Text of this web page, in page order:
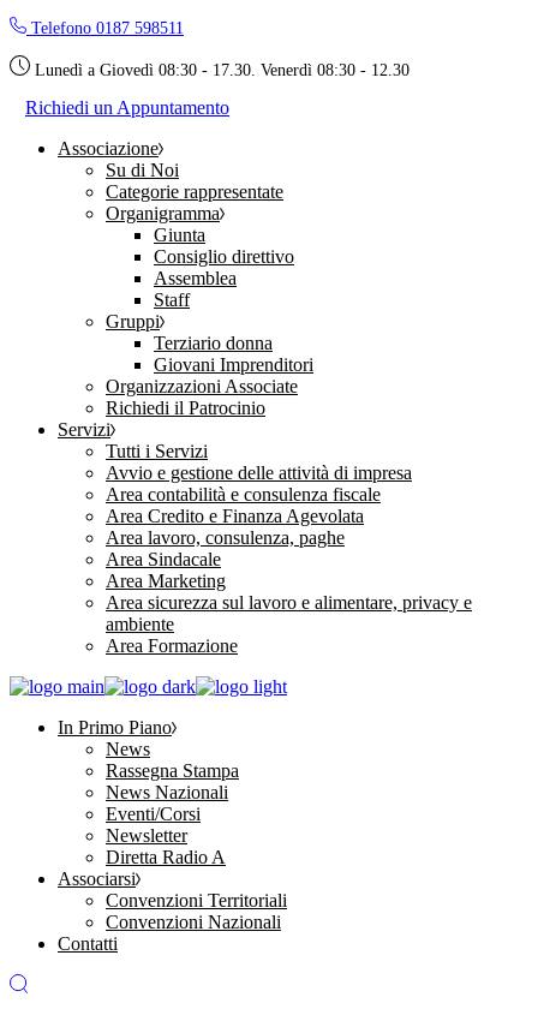
Skip
the
Telefono 0187 598511
Lunedì a Giovedì 08:30 - 17.30. Venerdì 08:30 - 12.30
Richiedi un Appuntamento
Associazione
Su di Noi
Categorie rappresentate
Organigramma
Giunta
Consiglio direttivo
Assemblea
Staff
Gruppi
Terziario donna
Giovani Imprenditori
Organizzazioni Associate
Richiedi il Patrocinio
Servizi
Tutti i Servizi
Avvio e gestione delle attività di impresa
Area contabilità e consulenza fiscale
Area Credito e Finanza Agevolata
Area lavoro, consulenza, paghe
Area Sindacale
Area Marketing
Area sicurezza sul lavoro e alimentare, privacy e
ambiente
Area Formazione
In Primo Piano
News
Rassegna Stampa
News Nazionali
Eventi/Corsi
Newsletter
Diretta Radio A
Associarsi
Convenzioni Territoriali
Convenzioni Nazionali
Contatti